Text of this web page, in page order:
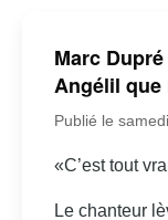
Marc
Angélil que
Publié le
«C’est tout
Le chanteur